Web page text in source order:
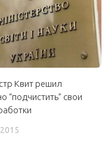
Квит решил
“подчистить” свои